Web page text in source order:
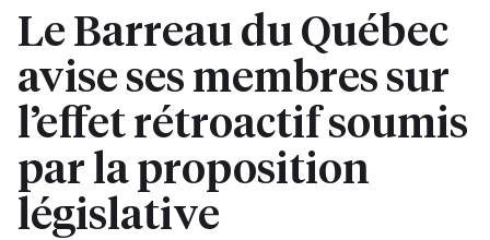
Le Barreau du Québec
avise ses membres sur
l’effet rétroactif soumis
par la proposition
législative